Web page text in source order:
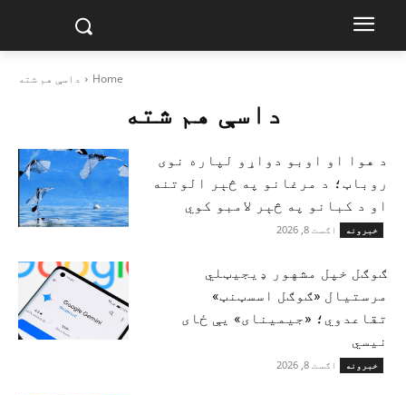
Home داسې هم شته
داسې هم شته
د هوا او اوبو دواړو لپاره نوی
روباټ؛ د مرغانو په څېر الوتنه
او د کبانو په څېر لامبو کوي
خبرونه اګست 8, 2026
ګوګل خپل مشهور ډیجیټلي
مرستیال «ګوګل اسسټنټ»
تقاعدوي؛ «جیمینای» یې ځای
نیسي
خبرونه اګست 8, 2026